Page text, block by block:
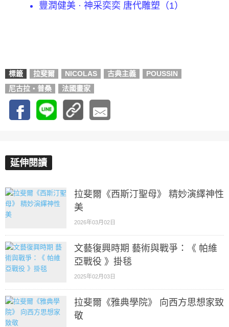
豐潤健美 · 神采奕奕 唐代雕塑（1）
標籤 拉斐爾 NICOLAS 古典主義
POUSSIN
尼古拉‧普桑
法國畫家
延伸閱讀
拉斐爾《西斯汀聖母》 精妙演繹神性
美
2026年03月02日
文藝復興時期 藝術與戰爭：《 帕維
亞戰役 》掛毯
2025年02月03日
拉斐爾《雅典學院》 向西方思想家致
敬